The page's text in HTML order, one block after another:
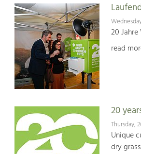
20
read
20
Thursday,
Unique
dry